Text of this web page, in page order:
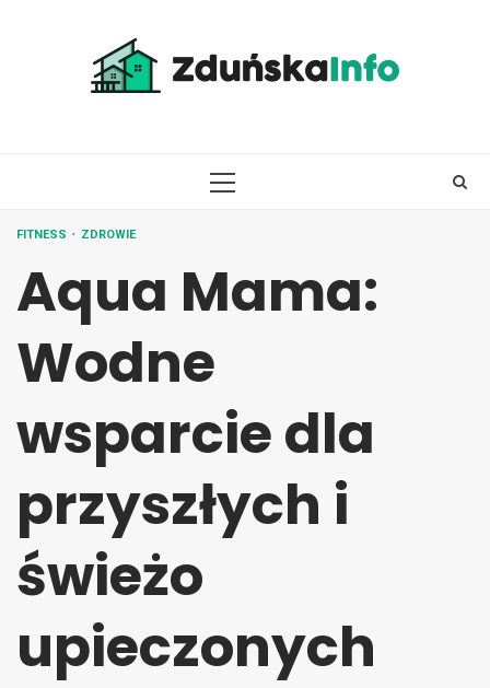
PRIMARY
FITNESS ZDROWIE
Aqua Mama:
Wodne
wsparcie dla
przyszłych i
świeżo
upieczonych